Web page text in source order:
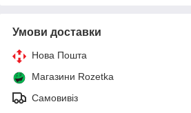
Умови доставки
Нова Пошта
Магазини Rozetka
Самовивіз